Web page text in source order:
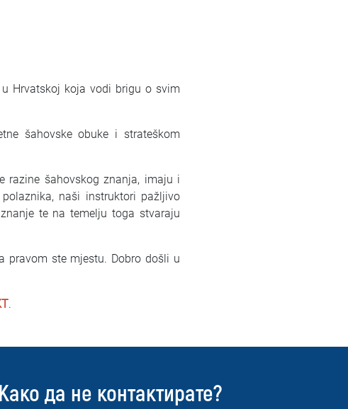
Hrvatskoj koja vodi brigu o svim
šahovske obuke i strateškom
razine šahovskog znanja, imaju i
naši instruktori pažljivo
te na temelju toga stvaraju
pravom ste mjestu. Dobro došli u
.
Како да не контактирате?